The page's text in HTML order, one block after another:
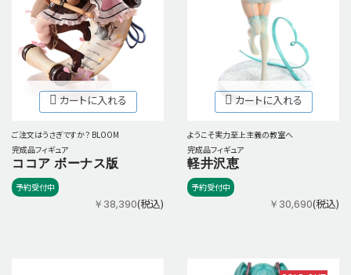
カートに入れる
ご注文はうさぎですか？ BLOOM
完成品フィギュア
ココア ボーナス版
予約受付中
￥38,390(税込)
カートに入れる
ようこそ実力至上主義の教室へ
完成品フィギュア
軽井沢恵
予約受付中
￥30,690(税込)